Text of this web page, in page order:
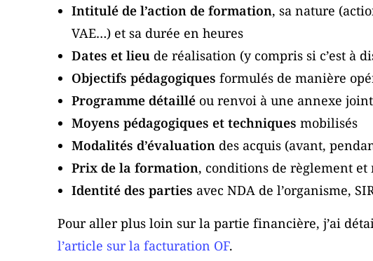
Intitulé de l’action de formation, sa nature
VAE…) et sa durée en heures
Dates et lieu de réalisation (y compris si c’est à
Objectifs pédagogiques formulés de manière
Programme détaillé ou renvoi à une annexe
Moyens pédagogiques et techniques mobilisés
Modalités d’évaluation des acquis (avant,
Prix de la formation, conditions de règlement
Identité des parties avec NDA de l’organisme,
Pour aller plus loin sur la partie financière, j’ai
l’article sur la facturation OF.